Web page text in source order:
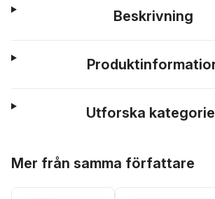
Beskrivning
Utforska
Mer från samma författare